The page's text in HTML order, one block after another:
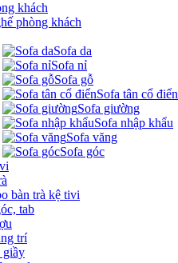
khách
phòng khách
Sofa da
Sofa nỉ
Sofa gỗ
Sofa tân cổ điển
Sofa giường
Sofa nhập khẩu
Sofa văng
Sofa góc
bàn trà kệ tivi
tab
trí
giầy